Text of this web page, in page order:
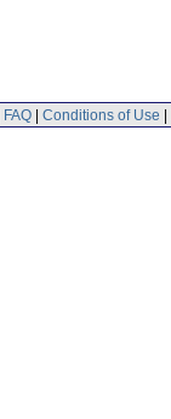
FAQ | Conditions of Use |